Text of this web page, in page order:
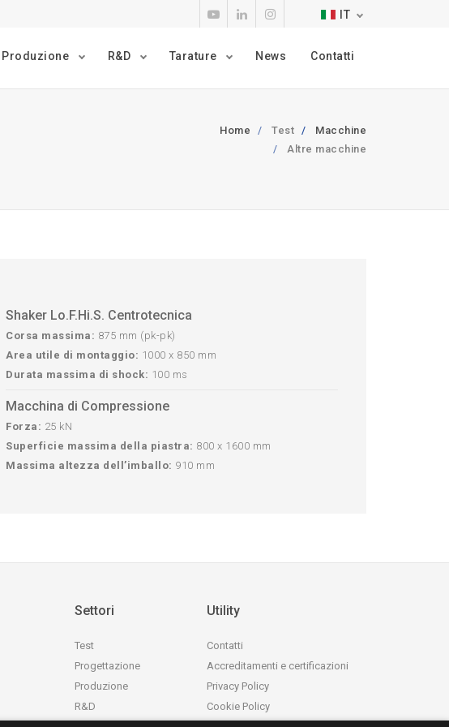
IT
Produzione R&D Tarature News Contatti
Home Test
Macchine
Altre macchine
Shaker Lo.F.Hi.S. Centrotecnica
Corsa massima: 875 mm (pk-pk)
Area utile di montaggio: 1000 x 850 mm
Durata massima di shock: 100 ms
Macchina di Compressione
Forza: 25 kN
Superficie massima della piastra: 800 x 1600 mm
Massima altezza dell’imballo: 910 mm
Settori
Test
Progettazione
Produzione
R&D
Utility
Contatti
Accreditamenti e certificazioni
Privacy Policy
Cookie Policy